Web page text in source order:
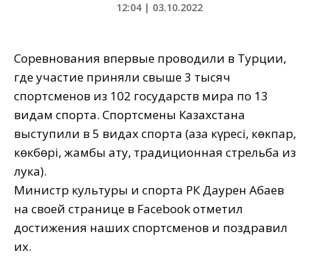
12:04 | 03.10.2022
Соревнования впервые проводили в Турции,
где участие приняли свыше 3 тысяч
спортсменов из 102 государств мира по 13
видам спорта. Спортсмены Казахстана
выступили в 5 видах спорта (қазақ күресі, көкпар,
көкбөрі, жамбы ату, традиционная стрельба из
лука).
Министр культуры и спорта РК Даурен Абаев
на своей странице в Facebook отметил
достижения наших спортсменов и поздравил
их.